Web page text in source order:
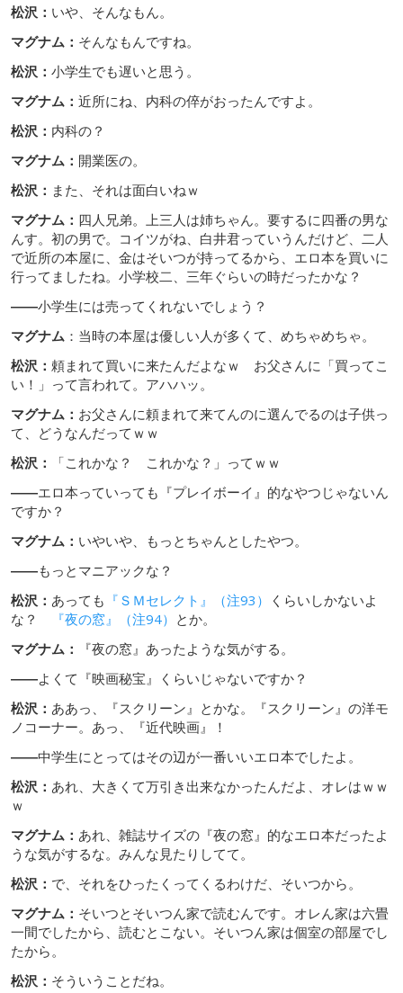
松沢： いや、そんなもん。
マグナム： そんなもんですね。
松沢： 小学生でも遅いと思う。
マグナム： 近所にね、内科の倅がおったんですよ。
松沢： 内科の？
マグナム： 開業医の。
松沢： また、それは面白いねｗ
マグナム： 四人兄弟。上三人は姉ちゃん。要するに四番の男な
んす。初の男で。コイツがね、白井君っていうんだけど、二人
で近所の本屋に、金はそいつが持ってるから、エロ本を買いに
行ってましたね。小学校二、三年ぐらいの時だったかな？
――小学生には売ってくれないでしょう？
マグナム ：当時の本屋は優しい人が多くて、めちゃめちゃ。
松沢： 頼まれて買いに来たんだよなｗ お父さんに「買ってこ
い！」って言われて。アハハッ。
マグナム： お父さんに頼まれて来てんのに選んでるのは子供っ
て、どうなんだってｗｗ
松沢：
「これかな？ これかな？」ってｗｗ
――エロ本っていっても『プレイボーイ』的なやつじゃないん
ですか？
マグナム： いやいや、もっとちゃんとしたやつ。
――もっとマニアックな？
松沢： あっても 『ＳＭセレクト』（注93）
くらいしかないよ
な？
『夜の窓』（注94） とか。
マグナム：
『夜の窓』あったような気がする。
――よくて『映画秘宝』くらいじゃないですか？
松沢： ああっ、『スクリーン』とかな。『スクリーン』の洋モ
ノコーナー。あっ、『近代映画』！
――中学生にとってはその辺が一番いいエロ本でしたよ。
松沢： あれ、大きくて万引き出来なかったんだよ、オレはｗｗ
ｗ
マグナム： あれ、雑誌サイズの『夜の窓』的なエロ本だったよ
うな気がするな。みんな見たりしてて。
松沢： で、それをひったくってくるわけだ、そいつから。
マグナム： そいつとそいつん家で読むんです。オレん家は六畳
一間でしたから、読むとこない。そいつん家は個室の部屋でし
たから。
松沢： そういうことだね。